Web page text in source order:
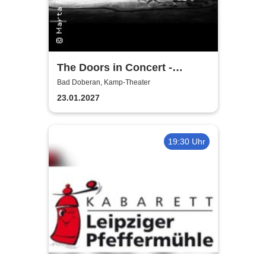
The Doors in Concert -
Authentic Tribute Band
Bad Doberan, Kamp-Theater
23.01.2027
19:30 Uhr